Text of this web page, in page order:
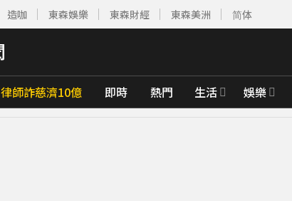
造咖 東森娛樂 東森財經 東森美洲 简体
律師詐慈濟10億 即時 熱門 生活 娛樂